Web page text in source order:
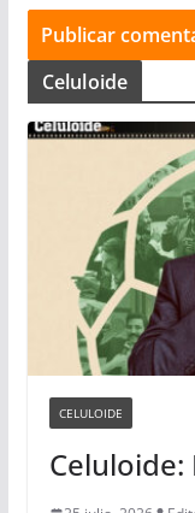
Celuloide
CELULOIDE
Celuloide: